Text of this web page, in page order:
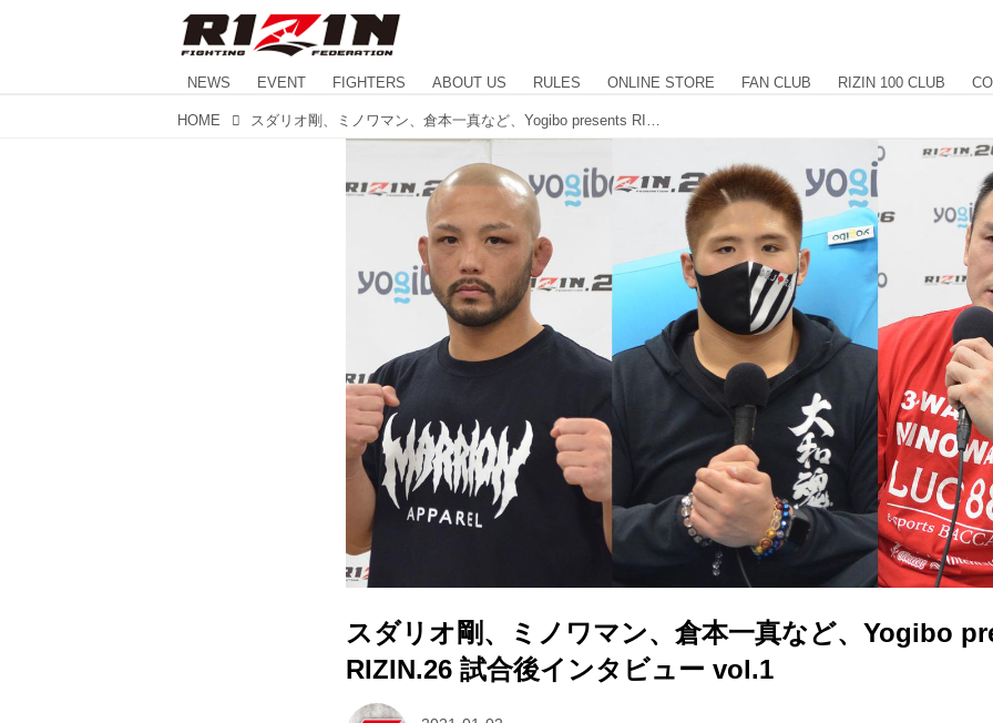
NEWS EVENT FIGHTERS ABOUT US RULES ONLINE STORE FAN CLUB RIZIN 100 CLUB
HOME
スダリオ剛、ミノワマン、倉本一真など、Yogibo
RIZIN.26 試合後インタビュー vol.1